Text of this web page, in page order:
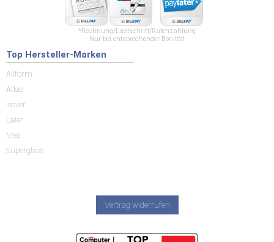
*Rechnung/Lastschrift/Ratenzahlung
Nur bei entsprechender Bonität!
Top Hersteller-Marken
Allform
Atlas
Isover
Laier
Mea
Superglass
Vertrag widerrufen